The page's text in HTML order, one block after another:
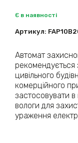
Є в наявності
Артикул:
Автомат
рекомендується
цивільного
комерційного
застосовувати
вологи для
ураження